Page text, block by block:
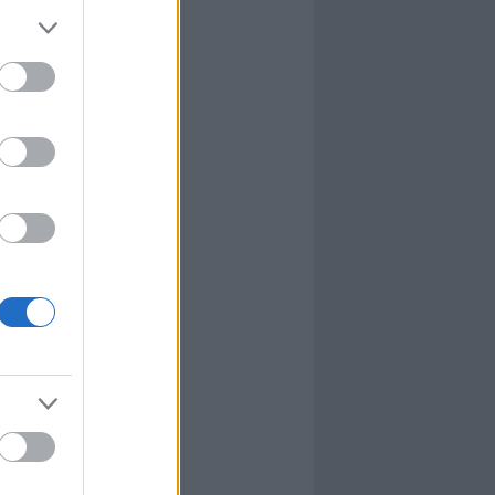
kis falunk
Mix
közt
TV
Takács Gábor
sorozat